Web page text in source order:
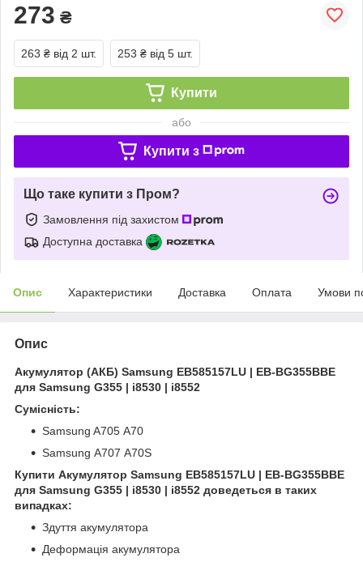
273 ₴
263 ₴ від 2 шт. 253 ₴ від 5 шт.
Купити
або
Купити з
Що таке купити з Пром?
Замовлення під захистом
Доступна доставка
Опис Характеристики Доставка Оплата Умови
Опис
Акумулятор (АКБ) Samsung EB585157LU | EB-BG355BBE
для Samsung G355 | i8530 | i8552
Сумісність:
Samsung A705 А70
Samsung A707 А70S
Купити Акумулятор Samsung EB585157LU | EB-BG355BBE
для Samsung G355 | i8530 | i8552 доведеться в таких
випадках:
Здуття акумулятора
Деформація акумулятора